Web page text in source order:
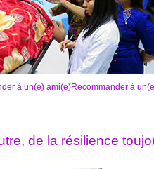
Recommander à
de la résilience